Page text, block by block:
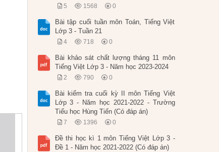
5 1568 0
Bài tập cuối tuần môn Toán, Tiếng Việt
Lớp 3 - Tuần 21
4 718 0
Bài khảo sát chất lượng tháng 11 môn
Tiếng Việt Lớp 3 - Năm học 2023-2024
2 790 0
Bài kiểm tra cuối kỳ II môn Tiếng Việt
Lớp 3 - Năm học 2021-2022 - Trường
Tiểu học Hùng Tiến (Có đáp án)
7 1396 0
Đề thi học kì 1 môn Tiếng Việt Lớp 3 -
Đề 1 - Năm học 2021-2022 (Có đáp án)